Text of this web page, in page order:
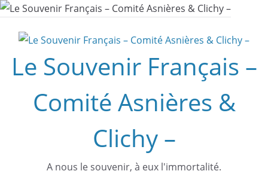
Passer
contenu
Le Souvenir Français –
Comité Asnières &
Clichy –
A nous le souvenir, à eux l'immortalité.